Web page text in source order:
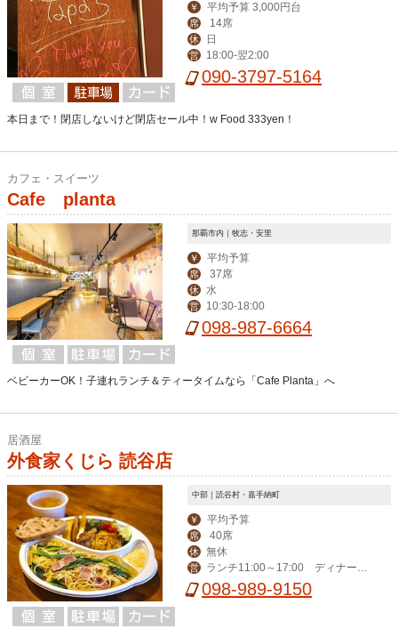
￥ 平均予算 3,000円台
席 14席
休 日
営 18:00-翌2:00
090-3797-5164
本日まで！閉店しないけど閉店セール中！w Food 333yen！
カフェ・スイーツ
Cafe planta
那覇市内｜牧志・安里
￥ 平均予算
席 37席
休 水
営 10:30-18:00
098-987-6664
ベビーカーOK！子連れランチ＆ティータイムなら「Cafe Planta」へ
居酒屋
外食家くじら 読谷店
中部｜読谷村・嘉手納町
￥ 平均予算
席 40席
休 無休
営
ランチ11:00～17:00 ディナー1
7:00～23:00
098-989-9150